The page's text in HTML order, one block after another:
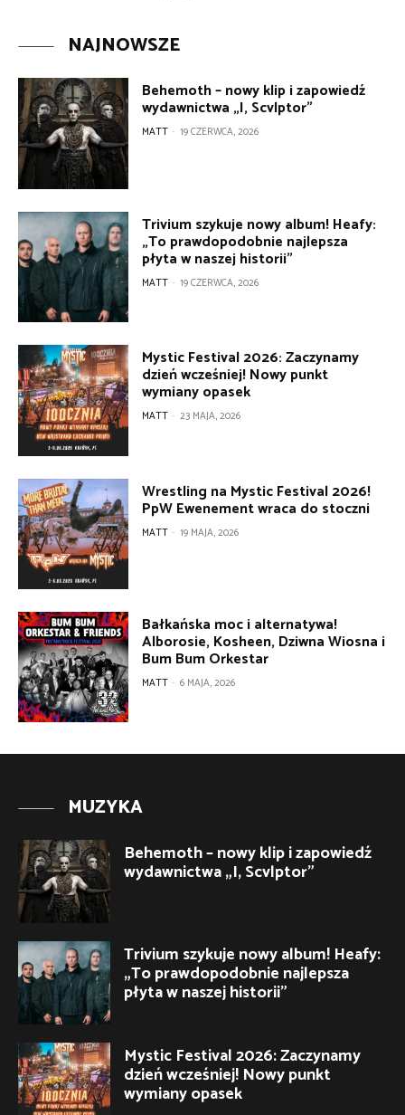
NAJNOWSZE
Behemoth – nowy klip i zapowiedź
wydawnictwa „I, Scvlptor”
MATT - 19 CZERWCA, 2026
Trivium szykuje nowy album! Heafy:
„To prawdopodobnie najlepsza
płyta w naszej historii”
MATT - 19 CZERWCA, 2026
Mystic Festival 2026: Zaczynamy
dzień wcześniej! Nowy punkt
wymiany opasek
MATT - 23 MAJA, 2026
Wrestling na Mystic Festival 2026!
PpW Ewenement wraca do stoczni
MATT - 19 MAJA, 2026
Bałkańska moc i alternatywa!
Alborosie, Kosheen, Dziwna Wiosna i
Bum Bum Orkestar
MATT - 6 MAJA, 2026
MUZYKA
Behemoth – nowy klip i zapowiedź
wydawnictwa „I, Scvlptor”
Trivium szykuje nowy album! Heafy:
„To prawdopodobnie najlepsza
płyta w naszej historii”
Mystic Festival 2026: Zaczynamy
dzień wcześniej! Nowy punkt
wymiany opasek